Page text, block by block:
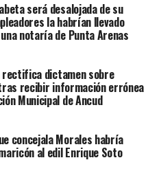
será desalojada de su
la habrían llevado
notaría de Punta Arenas
dictamen sobre
recibir información errónea
Municipal de Ancud
concejala Morales habría
al edil Enrique Soto